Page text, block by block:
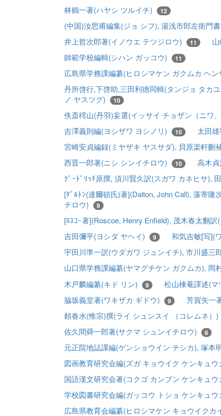
林鶴一著(ハヤシ ツルイチ) 12
(中国)汝思甫編集(ジョ シフ), 湯浅市郎左衛門
井上哲次郎著(イノウエ テツジロウ)
11
師範学校編輯(シハン ガッコウ)
11
広島県学務課編纂(ヒロシマケン ガクムカ ヘ
丹所啓行,下啓助,三田利徳同輯(タンジョ タカ
ノ ヤスツグ)
10
佚斎樗山(丹羽)妄選(イッサイ チョザン（ニワ
吉澤義則編(ヨシザワ ヨシノリ)
10
太田
宮崎安貞編録(ミヤザキ ヤスサダ), 貝原楽軒刪
西晋一郎著(ニシ シンイチロウ)
10
高木
ｸﾞｰﾄﾞﾘｯﾁ原撰, 須川賢久訳(スガワ カネヒサ),
[ﾀﾞﾙﾄﾝ(達爾頓氏)著](Dalton, John Call), 藻寄
チロウ)
9
[ﾛｽｺｰ著](Roscoe, Henry Enfield), 茂木春太翻
吉田彌平(ヨシダ ヤヘイ)
9
和気吉敏[写](
宇田川準一訳(ウダガワ ジュンイチ), 市川盛三
山口県学務課編纂(ヤマグチケン ガクムカ),
木戸麟編纂(キド リン)
9
松山棟菴譯述(
脇坂義堂著(ワキザカ ギドウ)
9
芳賀矢一
頼春水(惟宗)撰(ライ シュンスイ （コレムネ）)
佐久間舜一郎著(サクマ シュンイチロウ)
8
元正院地誌課編(ゲンショウイン チシカ), 塚本
図画教育研究会編(ズガ キョウイク ケンキュ
国語漢文研究会著(コクゴ カンブン ケンキュ
学校図書研究会編(ガッコウ トショ ケンキュ
広島県教育会編纂(ヒロシマケン キョウイクカ